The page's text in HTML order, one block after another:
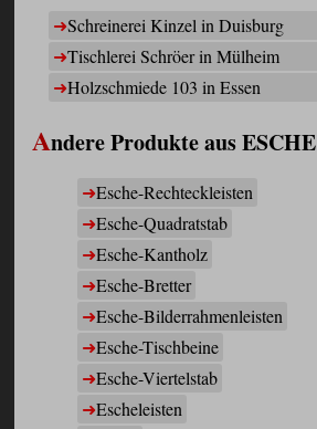
Schreinerei Kinzel in Duisburg
Tischlerei Schröer in Mülheim
Holzschmiede 103 in Essen
Andere Produkte aus ESCHE
Esche-Rechteckleisten
Esche-Quadratstab
Esche-Kantholz
Esche-Bretter
Esche-Bilderrahmenleisten
Esche-Tischbeine
Esche-Viertelstab
Escheleisten